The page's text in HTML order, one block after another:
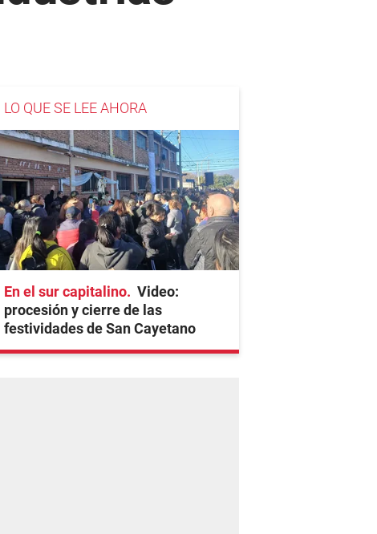
LO QUE SE LEE AHORA
En el sur capitalino
Video:
procesión y cierre de las
festividades de San Cayetano